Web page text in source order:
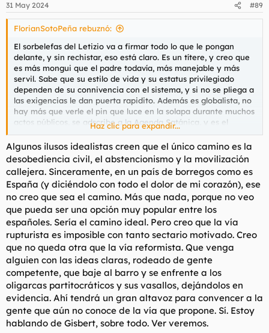
e
s
31 May 2024 #89
FlorianSotoPeña rebuznó:
El sorbelefas del Letizio va a firmar todo lo que le pongan
delante, y sin rechistar, eso está claro. Es un títere, y creo que
es más mongui que el padre todavía, más manejable y más
servil. Sabe que su estilo de vida y su estatus privilegiado
dependen de su connivencia con el sistema, y si no se pliega a
las exigencias le dan puerta rapidito. Además es globalista, no
hay más que verle el pin que luce en la solapa durante muchos
actos públicos, se adscribe a la Agenda Satánica, y es el
garante del R78, que es el régimen que ha destruido y
balcanizado España, que ha destruido su soberanía para
convertirnos en el jueguete roto de los globalistas.
La puta basura de la amnistía es ya de traca, demuestra lo
profundamente asquerosa que es la España del R78 y sus
gentes, cobardes y serviles hasta la náusea. Es una ley
manifiestamente ilegal, lo dijeron hasta los juristas del
congreso, fue rechazada abrumadoramente en el Senado, que
es obvio que no sirve para nada, y está hecha a medida para
los amnistiados, e incluso ellos mismos han participado en su
redacción. Se ríen en la cara de todos los españoles, y lo hacen
con la connivencia de los derechuzos liberales, que no han
hecho nada por evitarlo, eso sí, luego hacen el paripé en el
congreso, de que están indignadísimos y toda la mandanga.
La insumisión fiscal y las huelgas generales indefinidas
deberían ser ahora mismo la respuesta ante tanta ignominia y
humillación. Los castuzos se autoamnistían, del mismo modo
Haz clic para expandir...
Algunos ilusos idealistas creen que el único camino es la
desobediencia civil, el abstencionismo y la movilización
callejera. Sinceramente, en un país de borregos como es
España (y diciéndolo con todo el dolor de mi corazón), ese
no creo que sea el camino. Más que nada, porque no veo
que pueda ser una opción muy popular entre los
españoles. Sería el camino ideal. Pero creo que la vía
rupturista es imposible con tanto sectario motivado. Creo
que no queda otra que la vía reformista. Que venga
alguien con las ideas claras, rodeado de gente
competente, que baje al barro y se enfrente a los
oligarcas partitocráticos y sus vasallos, dejándolos en
evidencia. Ahí tendrá un gran altavoz para convencer a la
gente que aún no conoce de la vía que propone. Sí. Estoy
hablando de Gisbert, sobre todo. Ver veremos.